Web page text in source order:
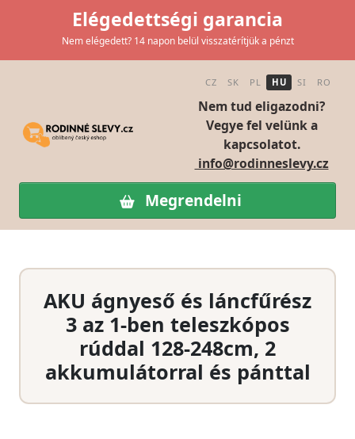
Elégedettségi garancia
Nem elégedett? 14 napon belül visszatérítjük a pénzt
CZ SK PL HU SI RO
Nem tud eligazodni?
Vegye fel velünk a
kapcsolatot.
info@rodinneslevy.cz
Megrendelni
AKU ágnyeső és láncfűrész
3 az 1-ben teleszkópos
rúddal 128-248cm, 2
akkumulátorral és pánttal